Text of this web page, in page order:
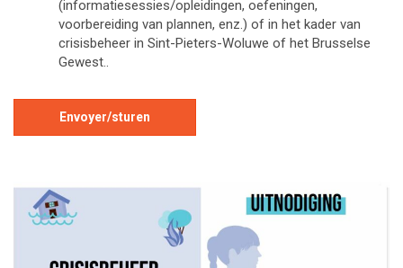
(informatiesessies/opleidingen, oefeningen,
voorbereiding van plannen, enz.) of in het kader van
crisisbeheer in Sint-Pieters-Woluwe of het Brusselse
Gewest..